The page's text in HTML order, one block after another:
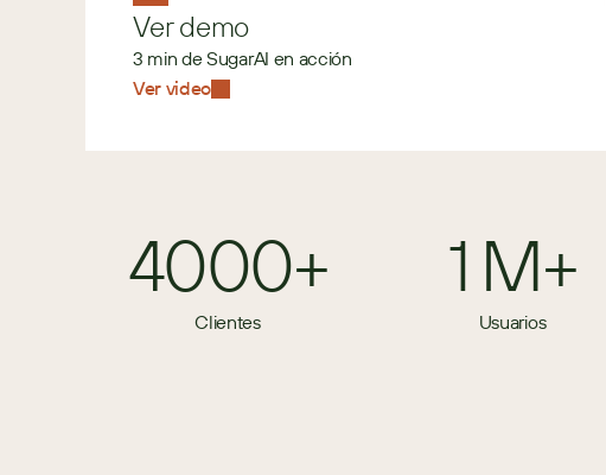
Ver demo
3 min de SugarAI en acción
Ver video
4000+
Clientes
1 M+
Usuarios